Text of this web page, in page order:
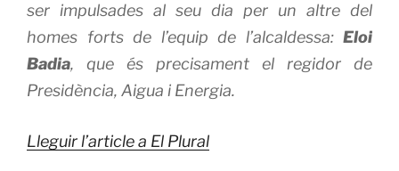
ser impulsades al seu dia per un altre del
homes forts de l’equip de l’alcaldessa: Eloi
Badia, que és precisament el regidor de
Presidència, Aigua i Energia.
Lleguir l’article a El Plural